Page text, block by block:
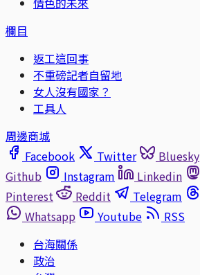
欄目
返工這回事
不重磅記者自留地
女人沒有國家？
工具人
周邊商城
Facebook
Twitter Bluesky
Github
Instagram Linkedin
Pinterest
Reddit Telegram
Whatsapp
Youtube
RSS
台海關係
政治